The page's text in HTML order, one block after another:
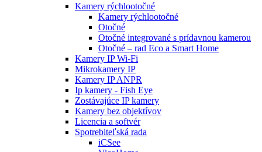
Kamery rýchlootočné
Kamery rýchlootočné
Otočné
Otočné integrované s prídavnou kamerou
Otočné – rad Eco a Smart Home
Kamery IP Wi-Fi
Mikrokamery IP
Kamery IP ANPR
Ip kamery - Fish Eye
Zostávajúce IP kamery
Kamery bez objektívov
Licencia a softvér
Spotrebiteľská rada
iCSee